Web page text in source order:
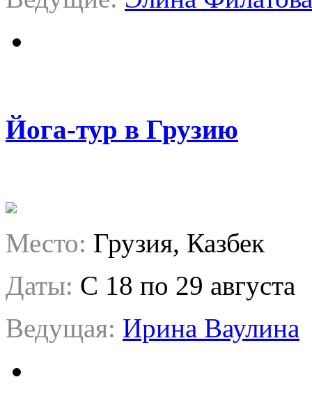
Йога-тур в Грузию
Место: Грузия, Казбек
Даты: C 18 по 29 августа
Ведущая: Ирина Ваулина